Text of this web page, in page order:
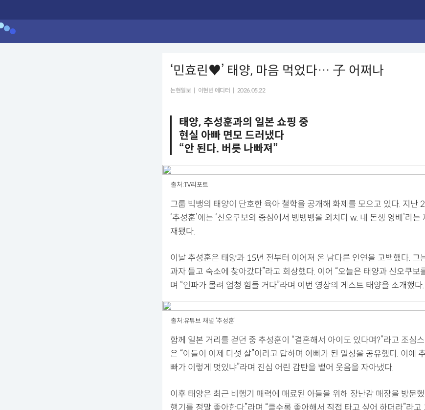
‘민효린♥’ 태양, 마음 먹었다… 子 어쩌나
논현일보 이현빈 에디터 2026.05.22
태양, 추성훈과의 일본 쇼핑 중
현실 아빠 면모 드러냈다
“안 된다. 버릇 나빠져”
출처:TV리포트
그룹 빅뱅의 태양이 단호한 육아 철학을 공개해 화제를 모으고 있다. 지난
‘추성훈’에는 ‘신오쿠보의 중심에서 뱅뱅뱅을 외치다 w. 내 돈생 영배’라는
재됐다.
이날 추성훈은 태양과 15년 전부터 이어져 온 남다른 인연을 고백했다. 그
과자 들고 숙소에 찾아갔다”라고 회상했다. 이어 “오늘은 태양과 신오쿠보
며 “인파가 몰려 엄청 힘들 거다”라며 이번 영상의 게스트 태양을 소개했다.
출처:유튜브 채널 ‘추성훈’
함께 일본 거리를 걷던 중 추성훈이 “결혼해서 아이도 있다며?”라고 조심
은 “아들이 이제 다섯 살”이라고 답하며 아빠가 된 일상을 공유했다. 이에
빠가 이렇게 멋있냐”라며 진심 어린 감탄을 뱉어 웃음을 자아냈다.
이후 태양은 최근 비행기 매력에 매료된 아들을 위해 장난감 매장을 방문했
행기를 정말 좋아한다”라며 “클수록 좋아해서 직접 타고 싶어 하더라”라고